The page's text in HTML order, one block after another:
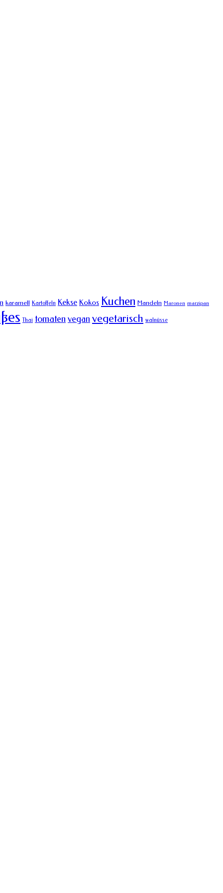
karamell Kartoffeln Kekse Kokos Kuchen Mandeln Maronen marzipan
Thai tomaten vegan vegetarisch walnüsse